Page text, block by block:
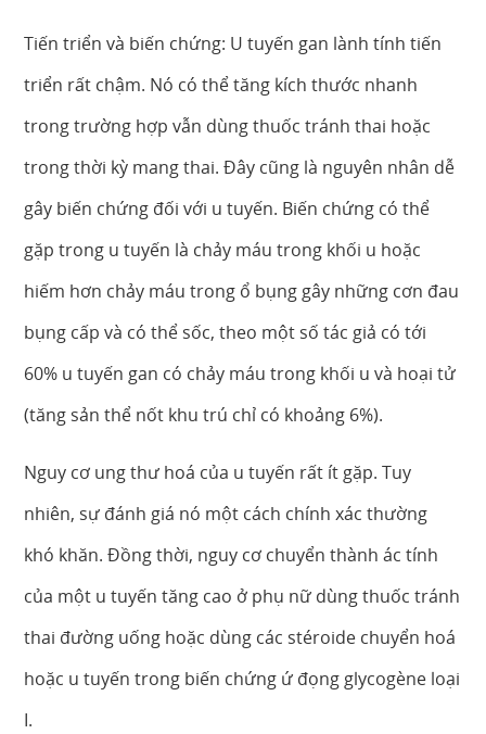
Tiến triển và biến chứng: U tuyến gan lành tính tiến
triển rất chậm. Nó có thể tăng kích thước nhanh
trong trường hợp vẫn dùng thuốc tránh thai hoặc
trong thời kỳ mang thai. Đây cũng là nguyên nhân dễ
gây biến chứng đối với u tuyến. Biến chứng có thể
gặp trong u tuyến là chảy máu trong khối u hoặc
hiếm hơn chảy máu trong ổ bụng gây những cơn đau
bụng cấp và có thể sốc, theo một số tác giả có tới
60% u tuyến gan có chảy máu trong khối u và hoại tử
(tăng sản thể nốt khu trú chỉ có khoảng 6%).
Nguy cơ ung thư hoá của u tuyến rất ít gặp. Tuy
nhiên, sự đánh giá nó một cách chính xác thường
khó khăn. Đồng thời, nguy cơ chuyển thành ác tính
của một u tuyến tăng cao ở phụ nữ dùng thuốc tránh
thai đường uống hoặc dùng các stéroide chuyển hoá
hoặc u tuyến trong biến chứng ứ đọng glycogène loại
I.